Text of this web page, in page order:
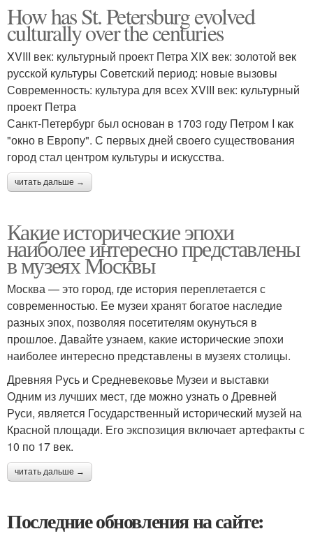
How has St. Petersburg evolved
culturally over the centuries
XVIII век: культурный проект Петра XIX век: золотой век
русской культуры Советский период: новые вызовы
Современность: культура для всех XVIII век: культурный
проект Петра
Санкт-Петербург был основан в 1703 году Петром I как
"окно в Европу". С первых дней своего существования
город стал центром культуры и искусства.
читать дальше →
Какие исторические эпохи
наиболее интересно представлены
в музеях Москвы
Москва — это город, где история переплетается с
современностью. Ее музеи хранят богатое наследие
разных эпох, позволяя посетителям окунуться в
прошлое. Давайте узнаем, какие исторические эпохи
наиболее интересно представлены в музеях столицы.
Древняя Русь и Средневековье Музеи и выставки
Одним из лучших мест, где можно узнать о Древней
Руси, является Государственный исторический музей на
Красной площади. Его экспозиция включает артефакты с
10 по 17 век.
читать дальше →
Последние обновления на сайте: